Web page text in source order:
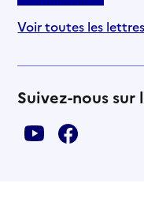
Voir toutes les
Suivez-nous sur